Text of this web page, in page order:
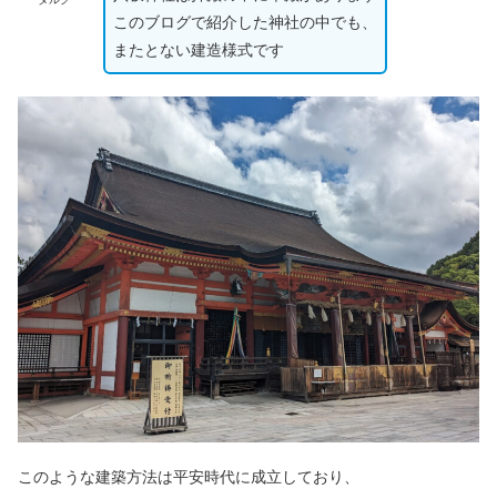
このブログで紹介した神社の中でも、
またとない建造様式です
このような建築方法は平安時代に成立しており、